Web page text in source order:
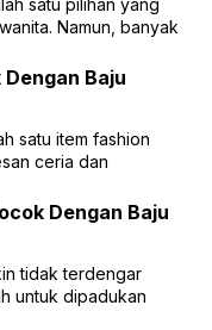
satu pilihan yang
Namun, banyak
Baju
satu item fashion
ceria dan
Dengan Baju
tidak terdengar
untuk dipadukan